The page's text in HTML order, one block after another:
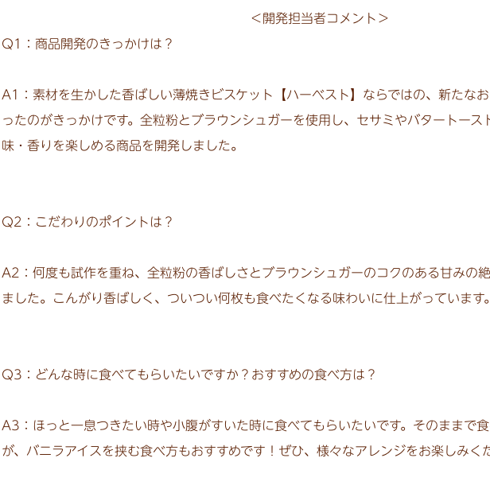
＜開発担当者コメント＞
Q1：商品開発のきっかけは？
A1：素材を生かした香ばしい薄焼きビスケット【ハーベスト】ならではの、新たな
ったのがきっかけです。全粒粉とブラウンシュガーを使用し、セサミやバタートース
味・香りを楽しめる商品を開発しました。
Q2：こだわりのポイントは？
A2：何度も試作を重ね、全粒粉の香ばしさとブラウンシュガーのコクのある甘みの
ました。こんがり香ばしく、ついつい何枚も食べたくなる味わいに仕上がっています
Q3：どんな時に食べてもらいたいですか？おすすめの食べ方は？
A3：ほっと一息つきたい時や小腹がすいた時に食べてもらいたいです。そのままで
が、バニラアイスを挟む食べ方もおすすめです！ぜひ、様々なアレンジをお楽しみく